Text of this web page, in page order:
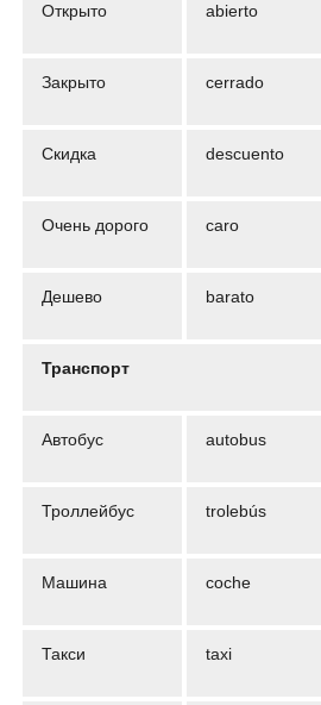
Открыто abierto
Закрыто cerrado
Скидка descuento
Очень дорого caro
Дешево barato
Транспорт
Автобус autobus
Троллейбус trolebús
Машина coche
Такси taxi